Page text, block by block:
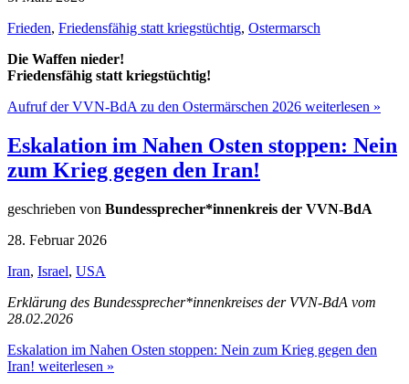
Frieden, Friedensfähig statt kriegstüchtig, Ostermarsch
Die Waffen nieder!
Friedensfähig statt kriegstüchtig!
Aufruf der VVN-BdA zu den Ostermärschen 2026 weiterlesen »
Eskalation im Nahen Osten stoppen: Nein
zum Krieg gegen den Iran!
geschrieben von Bundessprecher*innenkreis der VVN-BdA
28. Februar 2026
Iran, Israel, USA
Erklärung des Bundessprecher*innenkreises der VVN-BdA vom
28.02.2026
Eskalation im Nahen Osten stoppen: Nein zum Krieg gegen den
Iran! weiterlesen »